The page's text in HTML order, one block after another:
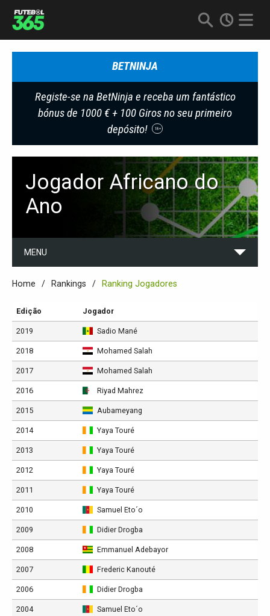
BETNINJA
Registe-se na BetNinja e receba um fantástico
bónus de 1000 € + 100 Giros no seu primeiro
depósito!
18+
Jogador Africano do
Ano
MENU
Home Rankings Ranking Jogadores
Edição Jogador
2019 Sadio Mané
2018 Mohamed Salah
2017 Mohamed Salah
2016 Riyad Mahrez
2015 Aubameyang
2014 Yaya Touré
2013 Yaya Touré
2012 Yaya Touré
2011 Yaya Touré
2010 Samuel Eto´o
2009 Didier Drogba
2008 Emmanuel Adebayor
2007 Frederic Kanouté
2006 Didier Drogba
2004 Samuel Eto´o